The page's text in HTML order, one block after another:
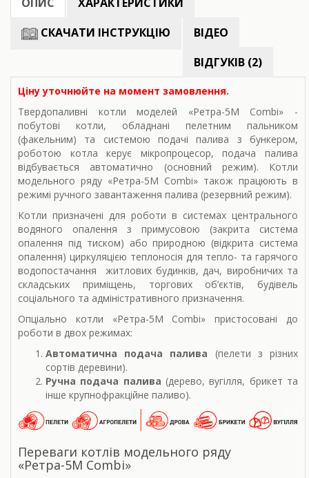
СКАЧАТИ ІНСТРУКЦІЮ
ВІДЕО
ВІДГУКІВ (2)
Ціну уточнюйте на момент замовлення.
Твердопаливні котли моделей «Ретра-5М Combi» -
побутові котли, обладнані пелетним пальником
(факельним) та системою подачі палива з бункером,
роботою котла керує мікропроцесор, подача палива
відбувається автоматично (основний режим). Котли
модельного ряду «Ретра-5М Combi» також працюють в
режимі ручного завантаження палива (резервний режим).
Котли призначені для роботи в системах центрального
водяного опалення з примусовою (закрита система
опалення під тиском) або природною (відкрита система
опалення) циркуляцією теплоносія для тепло- та гарячого
водопостачання житлових будинків, дач, виробничих та
складських приміщень, торгових об’єктів, будівель
соціального та адміністративного призначення.
Опціально котли «Ретра-5М Combi» пристосовані до
роботи в двох режимах:
Автоматична подача палива (пелети з різних
сортів деревини).
Ручна подача палива (дерево, вугілля, брикет та
інше крупнофракційне паливо).
Переваги котлів модельного ряду
«Ретра-5М Combi»